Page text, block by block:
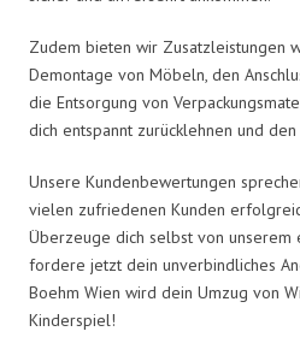
Zudem bieten wir Zusatzleistungen
Demontage von Möbeln, den
die Entsorgung von
dich entspannt zurücklehnen und
Unsere Kundenbewertungen
vielen zufriedenen Kunden
Überzeuge dich selbst von unserem
fordere jetzt dein unverbindliches
Boehm Wien wird dein Umzug von
Kinderspiel!